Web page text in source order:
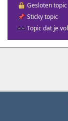
Gesloten topic
Sticky topic
Topic dat je